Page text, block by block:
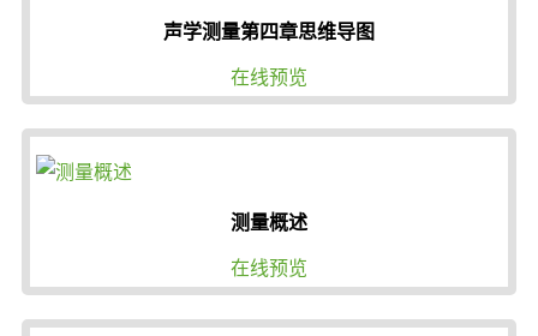
声学测量第四章思维导图
在线预览
测量概述
在线预览